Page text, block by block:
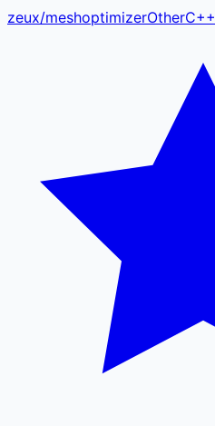
zeux/meshoptimizerOtherC++